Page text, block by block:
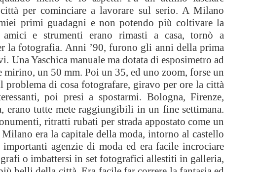
per cominciare a lavorare sul serio. A Milano
primi guadagni e non potendo più coltivare la
amici e strumenti erano rimasti a casa, tornò a
la fotografia. Anni ’90, furono gli anni della prima
Una Yaschica manuale ma dotata di esposimetro ad
mirino, un 50 mm. Poi un 35, ed uno zoom, forse un
di cosa fotografare, giravo per ore la città
poi presi a spostarmi. Bologna, Firenze,
erano tutte mete raggiungibili in un fine settimana.
ritratti rubati per strada appostato come un
era la capitale della moda, intorno al castello
importanti agenzie di moda ed era facile incrociare
o imbattersi in set fotografici allestiti in galleria,